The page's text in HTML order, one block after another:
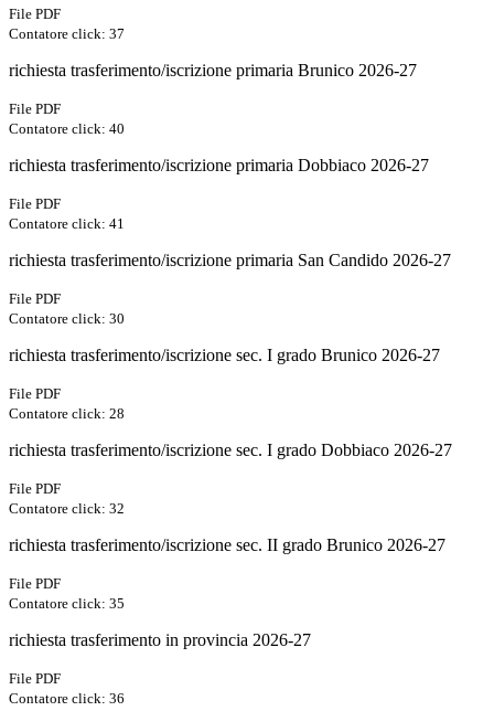
File PDF
Contatore click: 37
richiesta trasferimento/iscrizione primaria Brunico 2026-27
File PDF
Contatore click: 40
richiesta trasferimento/iscrizione primaria Dobbiaco 2026-27
File PDF
Contatore click: 41
richiesta trasferimento/iscrizione primaria San Candido 2026-27
File PDF
Contatore click: 30
richiesta trasferimento/iscrizione sec. I grado Brunico 2026-27
File PDF
Contatore click: 28
richiesta trasferimento/iscrizione sec. I grado Dobbiaco 2026-27
File PDF
Contatore click: 32
richiesta trasferimento/iscrizione sec. II grado Brunico 2026-27
File PDF
Contatore click: 35
richiesta trasferimento in provincia 2026-27
File PDF
Contatore click: 36